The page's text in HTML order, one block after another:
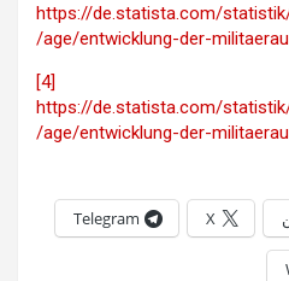
https://de.statista.com/
age/entwicklung-der-
[4]
https://de.statista.com/
age/entwicklung-der-
X
Telegram